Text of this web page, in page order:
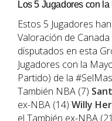
Los 5 Jugadores con
Estos 5 Jugadores
Valoración de
disputados en esta
Jugadores con la
Partido) de la
También NBA (7)
ex-NBA (14) Willy
el También ex-NBA